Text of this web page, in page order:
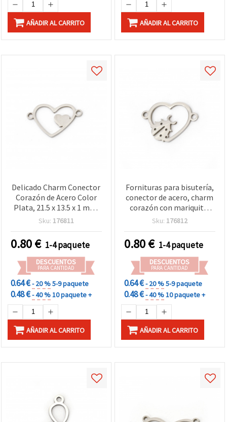
AÑADIR AL CARRITO AÑADIR AL CARRITO
Delicado Charm Conector
Corazón de Acero Color
Plata, 21.5 x 13.5 x 1 mm,
Agujero 1 mm, Fornituras
Sku: 176811
0.80€ 1-4 paquete
DESCUENTOS
PARA CANTIDAD
0.64 €- 20 %5-9 paquete
0.48 €- 40 %10 paquete +
AÑADIR AL CARRITO
Fornituras para bisutería,
conector de acero, charm
corazón con mariquita,
20,5 x 13,5 x 1 mm,
plata - 2 unidades
Sku: 176812
0.80€ 1-4 paquete
DESCUENTOS
PARA CANTIDAD
0.64 €- 20 %5-9 paquete
0.48 €- 40 %10 paquete +
AÑADIR AL CARRITO